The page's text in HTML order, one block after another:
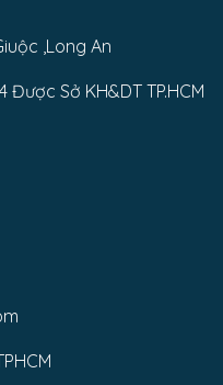
,Long An
Được Sở KH&DT TP.HCM